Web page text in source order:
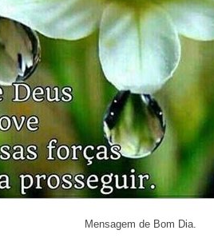
Mensagem de Bom Dia.